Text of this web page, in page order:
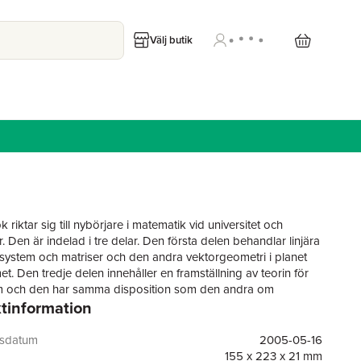
Välj butik
riktar sig till nybörjare i matematik vid universitet och
Den är indelad i tre delar. Den första delen behandlar linjära
och matriser och den andra vektorgeometri i planet
Den tredje delen innehåller en framställning av teorin för
och den har samma disposition som den andra om
ungefär 150 genomräknade exempel och över 300
svar. Läroboken täcker den första kursen i linjär algebra
2005-05-16
155 x 223 x 21 mm